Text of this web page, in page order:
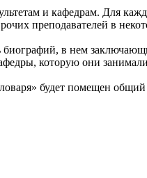
и кафедрам. Для
преподавателей в
в нем
которую они
будет помещен общий